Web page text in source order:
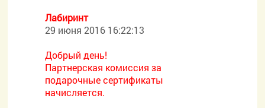
Лабиринт
29 июня 2016 16:22:13
Добрый день!
Партнерская комиссия за
подарочные сертификаты
начисляется.